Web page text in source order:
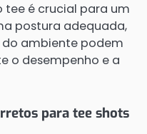
tee é crucial para um
postura adequada,
ambiente podem
o desempenho e a
para tee shots